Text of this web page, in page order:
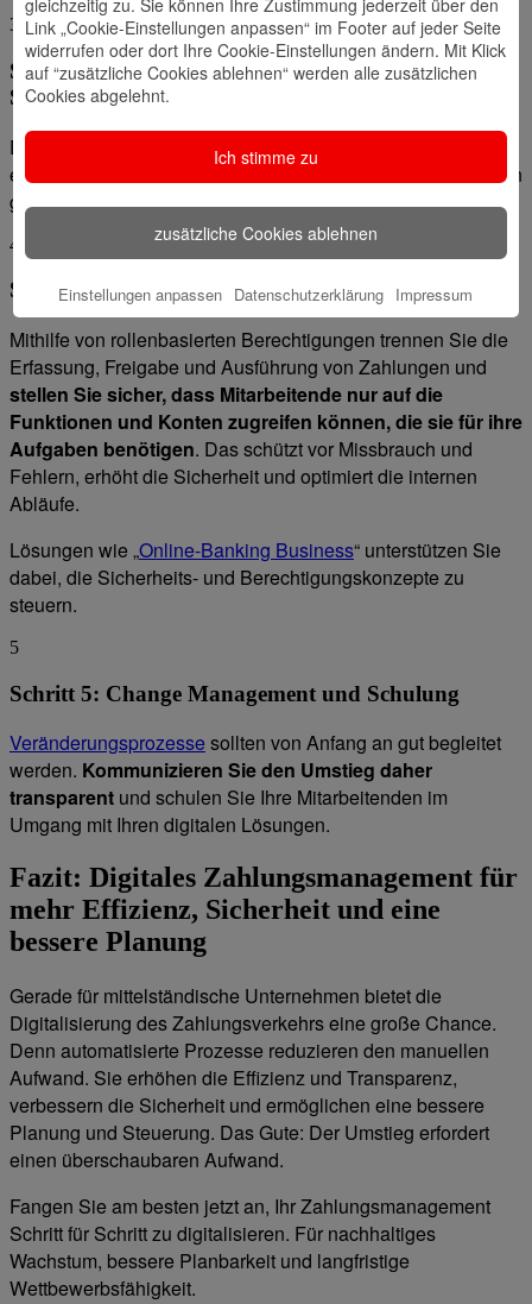
3
Schritt 3: Datenqualität und
Stammdatenmanagement
Digitale Prozesse funktionieren nur mit sauberen und
einheitlichen Daten. Sorgen Sie dafür, dass Ihre Stammdaten
gepflegt sind.
4
Schritt 4: Sicherheits- und Berechtigungskonzepte
Mithilfe von rollenbasierten Berechtigungen trennen Sie die
Erfassung, Freigabe und Ausführung von Zahlungen und
stellen Sie sicher, dass Mitarbeitende nur auf die
Funktionen und Konten zugreifen können, die sie für ihre
Aufgaben benötigen. Das schützt vor Missbrauch und
Fehlern, erhöht die Sicherheit und optimiert die internen
Abläufe.
Lösungen wie „Online-Banking Business“ unterstützen Sie
dabei, die Sicherheits- und Berechtigungskonzepte zu
steuern.
5
Schritt 5: Change Management und Schulung
Veränderungsprozesse sollten von Anfang an gut begleitet
werden. Kommunizieren Sie den Umstieg daher
transparent und schulen Sie Ihre Mitarbeitenden im
Umgang mit Ihren digitalen Lösungen.
Fazit: Digitales Zahlungsmanagement für
mehr Effizienz, Sicherheit und eine
bessere Planung
Gerade für mittelständische Unternehmen bietet die
Digitalisierung des Zahlungsverkehrs eine große Chance.
Denn automatisierte Prozesse reduzieren den manuellen
Aufwand. Sie erhöhen die Effizienz und Transparenz,
verbessern die Sicherheit und ermöglichen eine bessere
Planung und Steuerung. Das Gute: Der Umstieg erfordert
einen überschaubaren Aufwand.
Fangen Sie am besten jetzt an, Ihr Zahlungsmanagement
Schritt für Schritt zu digitalisieren. Für nachhaltiges
Wachstum, bessere Planbarkeit und langfristige
Wettbewerbsfähigkeit.
Link „Cookie-Einstellungen anpassen“ im Footer auf jeder Seite
widerrufen oder dort Ihre Cookie-Einstellungen ändern. Mit Klick
auf “zusätzliche Cookies ablehnen“ werden alle zusätzlichen
Cookies abgelehnt.
Ich stimme zu
zusätzliche Cookies ablehnen
Einstellungen anpassen Datenschutzerklärung Impressum